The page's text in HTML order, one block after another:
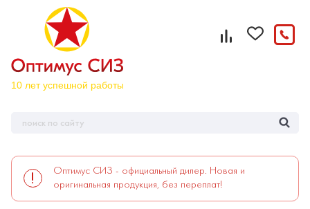
Оптимус СИЗ - официальный дилер. Новая и
оригинальная продукция, без переплат!